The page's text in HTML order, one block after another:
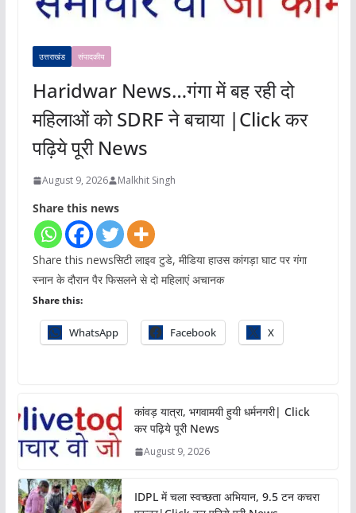
उत्तराखंड संपादकीय
Haridwar News…गंगा में बह रही दो
महिलाओं को SDRF ने बचाया |Click कर
पढ़िये पूरी News
August 9, 2026 Malkhit Singh
Share this news
Share this newsसिटी लाइव टुडे, मीडिया हाउस कांगड़ा घाट पर गंगा
स्नान के दौरान पैर फिसलने से दो महिलाएं अचानक
Share this:
WhatsApp Facebook X
कांवड़ यात्रा, भगवामयी हुयी धर्मनगरी| Click
कर पढ़िये पूरी News
August 9, 2026
IDPL में चला स्वच्छता अभियान, 9.5 टन कचरा